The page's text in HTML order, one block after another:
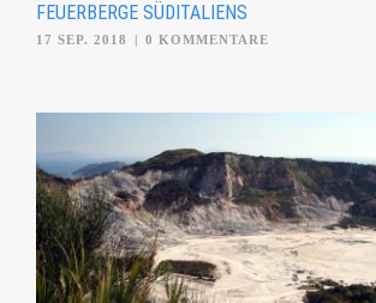
FEUERBERGE SÜDITALIENS
17 SEP. 2018 0 KOMMENTARE